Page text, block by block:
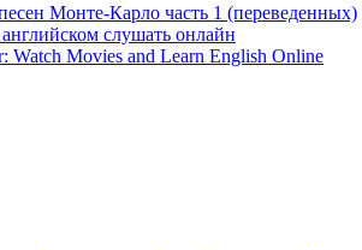
Монте-Карло часть 1 (переведенных)
слушать онлайн
Watch Movies and Learn English Online